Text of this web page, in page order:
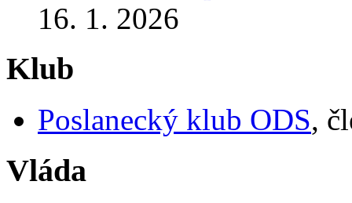
16. 1. 2026
Klub
Poslanecký klub ODS,
Vláda